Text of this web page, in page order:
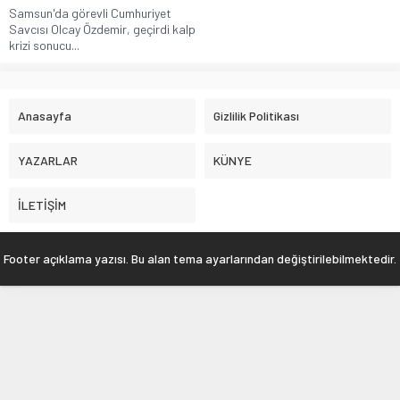
Samsun'da görevli Cumhuriyet
Savcısı Olcay Özdemir, geçirdi kalp
krizi sonucu...
Anasayfa Gizlilik Politikası
YAZARLAR KÜNYE
İLETİŞİM
Footer açıklama yazısı. Bu alan tema ayarlarından değiştirilebilmektedir.